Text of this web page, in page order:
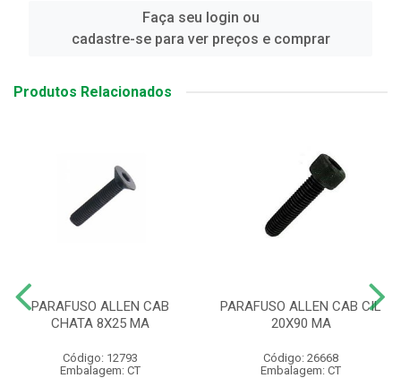
Faça seu login ou
cadastre-se para ver preços e comprar
Produtos Relacionados
PARAFUSO ALLEN CAB
CHATA 8X25 MA
Código: 12793
Embalagem: CT
PARAFUSO ALLEN CAB CIL
20X90 MA
Código: 26668
Embalagem: CT